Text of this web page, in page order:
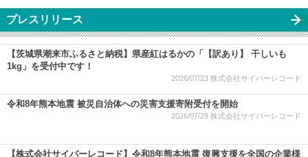
プレスリリース
【茨城県潮来市ふるさと納税】県産紅はるかの「【訳あり】 干しいも
1kg」を受付中です！
2026/07/23 株式会社サイバーレコード
令和8年熊本地震 被災自治体への災害支援寄附受付を開始
2026/07/29 株式会社サイバーレコード
【株式会社サイバーレコード】令和8年熊本地震 復興支援を全国の企業様